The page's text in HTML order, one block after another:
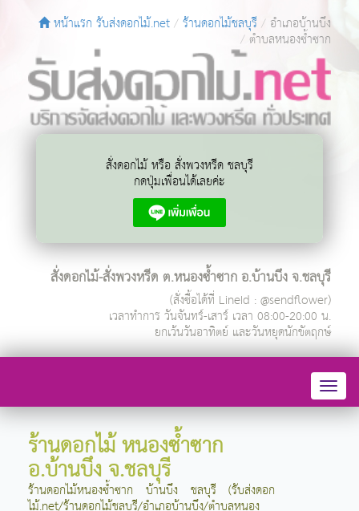
หน้าแรก รับส่งดอกไม้.net ร้านดอกไม้ชลบุรี อำเภอบ้านบึง
ตำบลหนองซ้ำซาก
สั่งดอกไม้ หรือ สั่งพวงหรีด ชลบุรี
กดปุ่มเพื่อนได้เลยค่ะ
สั่งดอกไม้-สั่งพวงหรีด ต.หนองซ้ำซาก อ.บ้านบึง จ.ชลบุรี
(สั่งซื้อได้ที่ LineId : @sendflower)
เวลาทำการ วันจันทร์-เสาร์ เวลา 08:00-20:00 น.
ยกเว้นวันอาทิตย์ และวันหยุดนักขัตฤกษ์
ร้านดอกไม้ หนองซ้ำซาก
อ.บ้านบึง จ.ชลบุรี
ร้านดอกไม้หนองซ้ำซาก บ้านบึง ชลบุรี (รับส่งดอก
ไม้.net/ร้านดอกไม้ชลบุรี/อำเภอบ้านบึง/ตำบลหนอง